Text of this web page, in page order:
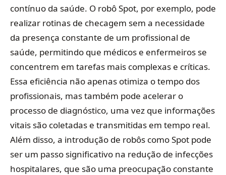
contínuo da saúde. O robô Spot, por exemplo, pode
realizar rotinas de checagem sem a necessidade
da presença constante de um profissional de
saúde, permitindo que médicos e enfermeiros se
concentrem em tarefas mais complexas e críticas.
Essa eficiência não apenas otimiza o tempo dos
profissionais, mas também pode acelerar o
processo de diagnóstico, uma vez que informações
vitais são coletadas e transmitidas em tempo real.
Além disso, a introdução de robôs como Spot pode
ser um passo significativo na redução de infecções
hospitalares, que são uma preocupação constante